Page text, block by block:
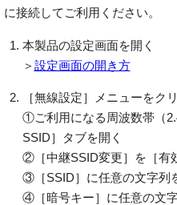
に接続してご利用ください。
本製品の設定画面を開く
＞ 設定画面の開き方
［無線設定］メニューをク
①ご利用になる周波数帯（
SSID］タブを開く
②［中継SSID変更］を［有
③［SSID］に任意の文字列
④［暗号キー］に任意の文